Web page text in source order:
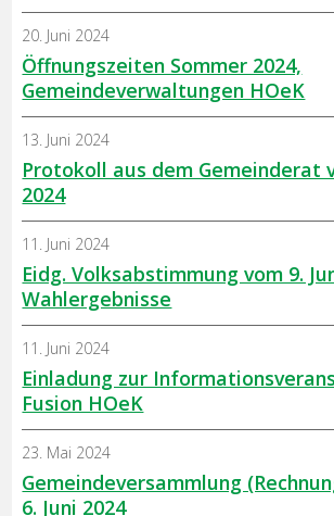
Öffnungszeiten Sommer 2024,
Gemeindeverwaltungen HOeK
20. Juni 2024
Protokoll aus dem Gemeinderat
2024
13. Juni 2024
Eidg. Volksabstimmung vom 9.
Wahlergebnisse
11. Juni 2024
Einladung zur
Fusion HOeK
11. Juni 2024
Gemeindeversammlung
6. Juni 2024
23. Mai 2024